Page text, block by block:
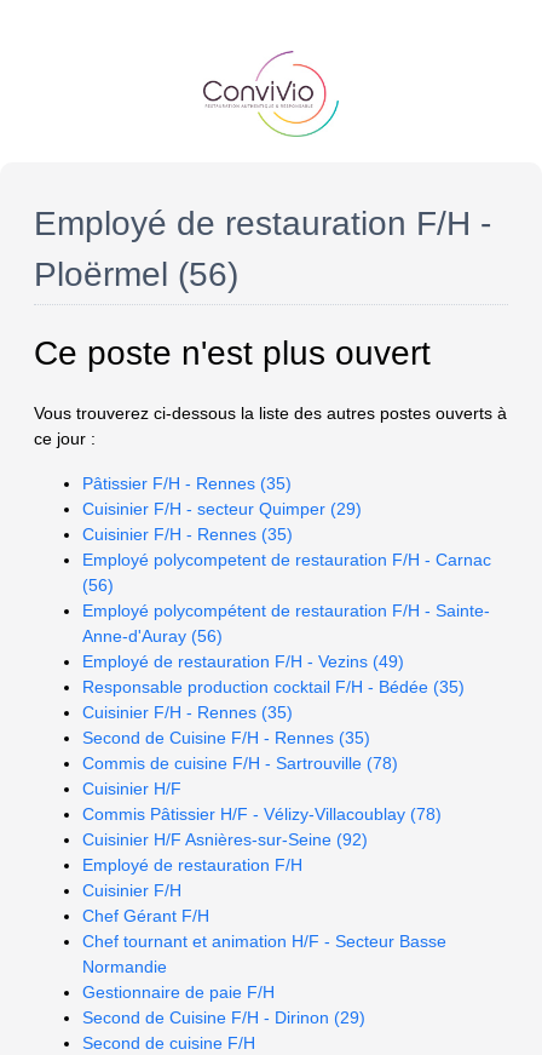
Employé de restauration F/H -
Ploërmel (56)
Ce poste n'est plus ouvert
Vous trouverez ci-dessous la liste des autres postes ouverts à
ce jour :
Pâtissier F/H - Rennes (35)
Cuisinier F/H - secteur Quimper (29)
Cuisinier F/H - Rennes (35)
Employé polycompetent de restauration F/H - Carnac
(56)
Employé polycompétent de restauration F/H - Sainte-
Anne-d'Auray (56)
Employé de restauration F/H - Vezins (49)
Responsable production cocktail F/H - Bédée (35)
Cuisinier F/H - Rennes (35)
Second de Cuisine F/H - Rennes (35)
Commis de cuisine F/H - Sartrouville (78)
Cuisinier H/F
Commis Pâtissier H/F - Vélizy-Villacoublay (78)
Cuisinier H/F Asnières-sur-Seine (92)
Employé de restauration F/H
Cuisinier F/H
Chef Gérant F/H
Chef tournant et animation H/F - Secteur Basse
Normandie
Gestionnaire de paie F/H
Second de Cuisine F/H - Dirinon (29)
Second de cuisine F/H